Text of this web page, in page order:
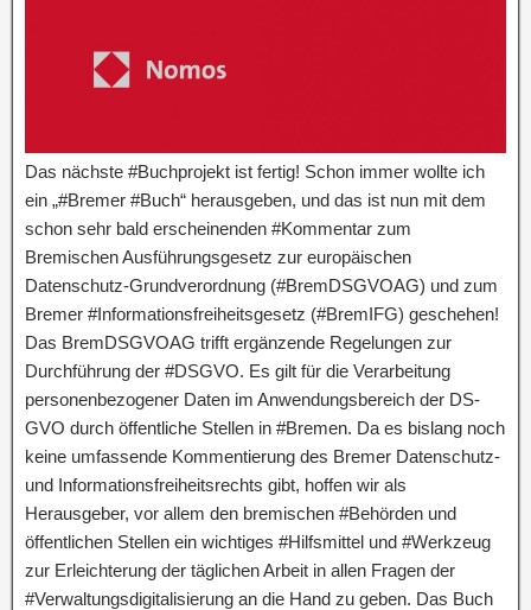
Das nächste #Buchprojekt ist fertig! Schon immer wollte ich
ein „#Bremer #Buch“ herausgeben, und das ist nun mit dem
schon sehr bald erscheinenden #Kommentar zum
Bremischen Ausführungsgesetz zur europäischen
Datenschutz-Grundverordnung (#BremDSGVOAG) und zum
Bremer #Informationsfreiheitsgesetz (#BremIFG) geschehen!
Das BremDSGVOAG trifft ergänzende Regelungen zur
Durchführung der #DSGVO. Es gilt für die Verarbeitung
personenbezogener Daten im Anwendungsbereich der DS-
GVO durch öffentliche Stellen in #Bremen. Da es bislang noch
keine umfassende Kommentierung des Bremer Datenschutz-
und Informationsfreiheitsrechts gibt, hoffen wir als
Herausgeber, vor allem den bremischen #Behörden und
öffentlichen Stellen ein wichtiges #Hilfsmittel und #Werkzeug
zur Erleichterung der täglichen Arbeit in allen Fragen der
#Verwaltungsdigitalisierung an die Hand zu geben. Das Buch